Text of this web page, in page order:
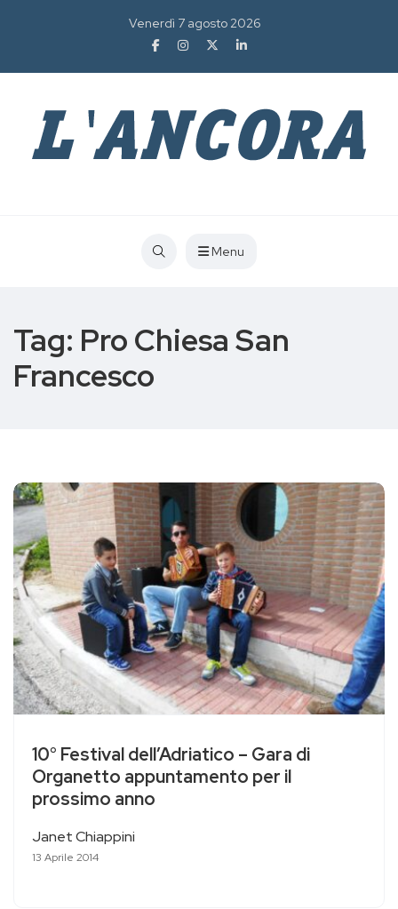
Venerdì 7 agosto 2026
Menu
Tag: Pro Chiesa San
Francesco
10° Festival dell’Adriatico – Gara di
Organetto appuntamento per il
prossimo anno
Janet Chiappini
13 Aprile 2014